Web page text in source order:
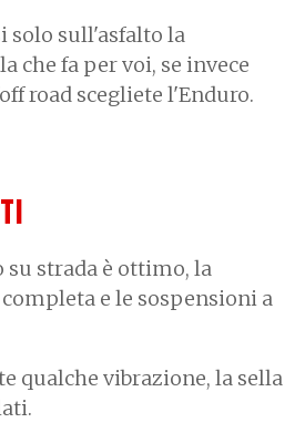
solo sull'asfalto la
che fa per voi, se invece
road scegliete l'Enduro.
strada è ottimo, la
e le sospensioni a
qualche vibrazione, la sella